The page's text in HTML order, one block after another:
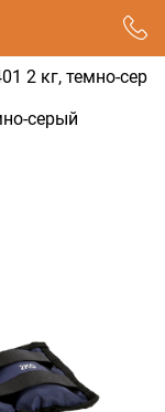
2 кг, темно-
серый